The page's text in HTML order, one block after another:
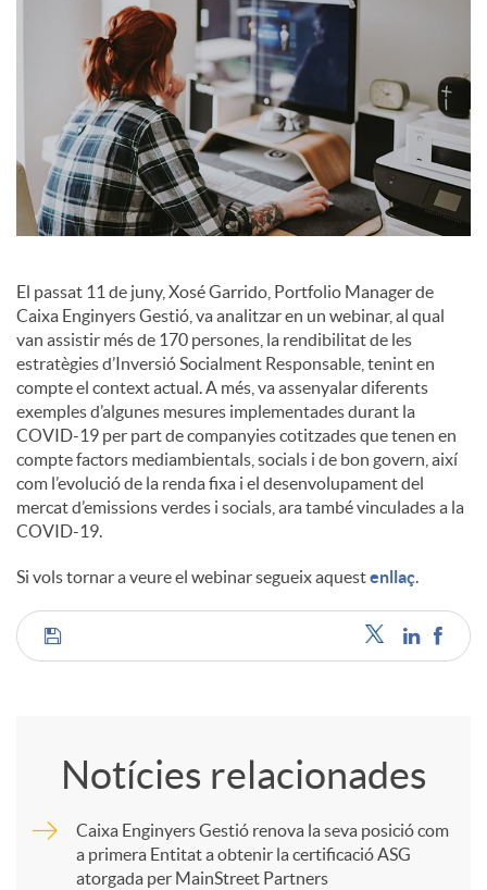
s
El passat 11 de juny, Xosé Garrido, Portfolio Manager de
Caixa Enginyers Gestió, va analitzar en un webinar, al qual
van assistir més de 170 persones, la rendibilitat de les
estratègies d’Inversió Socialment Responsable, tenint en
compte el context actual. A més, va assenyalar diferents
exemples d’algunes mesures implementades durant la
COVID-19 per part de companyies cotitzades que tenen en
compte factors mediambientals, socials i de bon govern, així
com l’evolució de la renda fixa i el desenvolupament del
mercat d’emissions verdes i socials, ara també vinculades a la
COVID-19.
Si vols tornar a veure el webinar segueix aquestenllaç.
C
m
Notícies relacionades
Caixa Enginyers Gestió renova la seva posició com
a primera Entitat a obtenir la certificació ASG
atorgada per MainStreet Partners